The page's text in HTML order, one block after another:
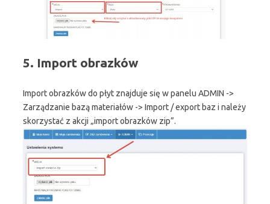
5. Import obrazków
Import obrazków do płyt znajduje się w panelu ADMIN ->
Zarządzanie bazą materiałów -> Import / export baz i należy
skorzystać z akcji „import obrazków zip”.